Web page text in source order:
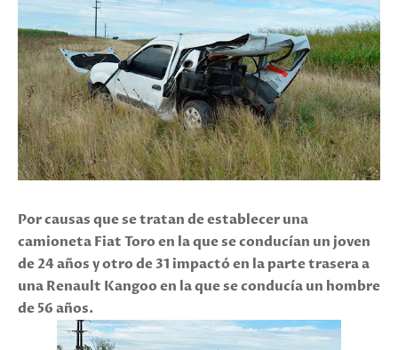
Por causas que se tratan de establecer una
camioneta Fiat Toro en la que se conducían un joven
de 24 años y otro de 31 impactó en la parte trasera a
una Renault Kangoo en la que se conducía un hombre
de 56 años.